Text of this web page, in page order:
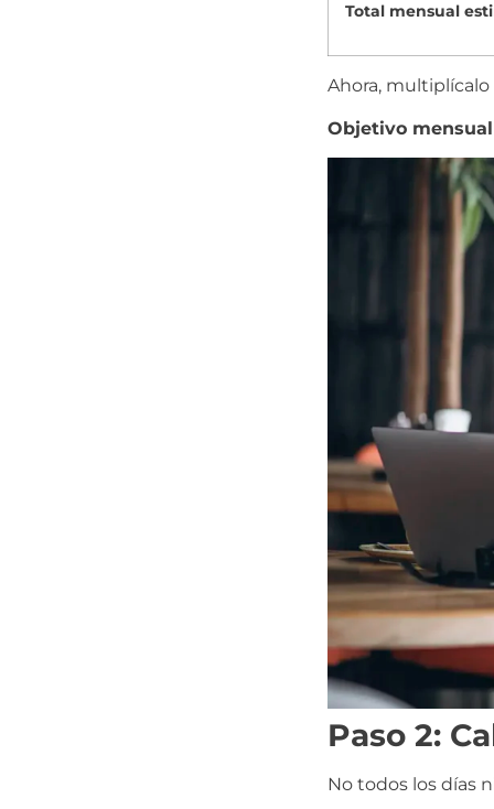
Total mensual
Ahora, multiplícalo
Objetivo
Paso 2:
No todos los días